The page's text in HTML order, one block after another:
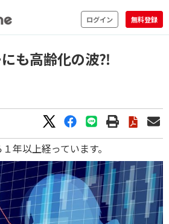
ログイン 無料登録
も高齢化の波⁈
年以上経っています。